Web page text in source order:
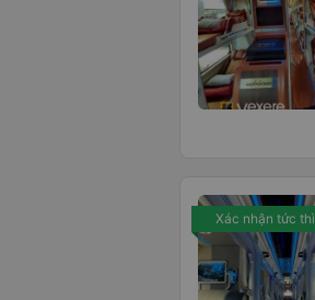
Xác nhận tức thì